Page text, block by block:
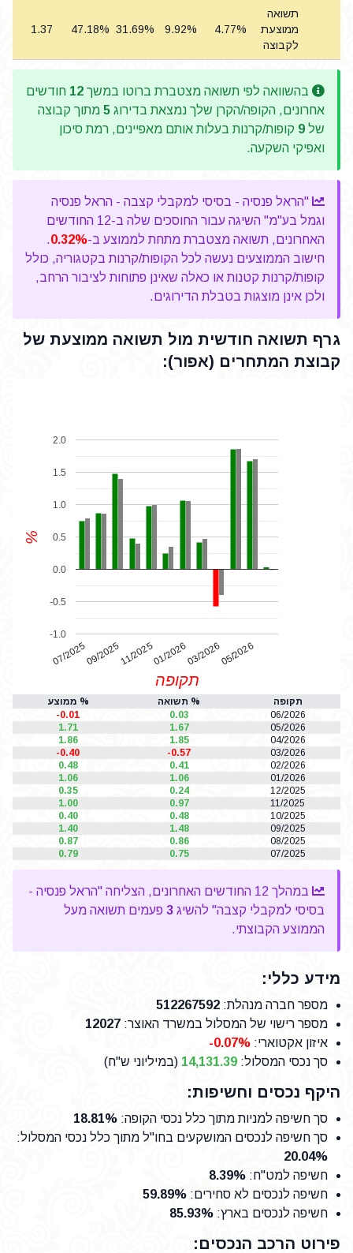
תשואה
ממוצעת
לקבוצה
4.77%
9.92%
31.69%
47.18%
1.37
בהשוואה לפי תשואה מצטברת ברוטו במשך 12 חודשים
אחרונים, הקופה/הקרן שלך נמצאת בדירוג 5 מתוך קבוצה
של 9 קופות/קרנות בעלות אותם מאפיינים, רמת סיכון
ואפיקי השקעה.
"הראל פנסיה - בסיסי למקבלי קצבה - הראל פנסיה
וגמל בע"מ" השיגה עבור החוסכים שלה ב-12 החודשים
האחרונים, תשואה מצטברת מתחת לממוצע ב-0.32%
.
חישוב הממוצעים נעשה לכל הקופות/קרנות בקטגוריה, כולל
קופות/קרנות קטנות או כאלה שאינן פתוחות לציבור הרחב,
ולכן אינן מוצגות בטבלת הדירוגים.
גרף תשואה חודשית מול תשואה ממוצעת של
קבוצת המתחרים (אפור):
07/202509/202511/202501/202603/202605/2026
-1.0
-0.5
0.0
0.5
1.0
1.5
2.0
תקופה
%
תקופה % תשואה
% ממוצע
06/2026
0.03
-0.01
05/2026
1.67
1.71
04/2026
1.85
1.86
03/2026
-0.57
-0.40
02/2026
0.41
0.48
01/2026
1.06
1.06
12/2025
0.24
0.35
11/2025
0.97
1.00
10/2025
0.48
0.40
09/2025
1.48
1.40
08/2025
0.86
0.87
07/2025
0.75
0.79
במהלך 12 החודשים האחרונים, הצליחה "הראל פנסיה -
בסיסי למקבלי קצבה" להשיג 3 פעמים תשואה מעל
הממוצע הקבוצתי.
מידע כללי:
מספר חברה מנהלת:
512267592
מספר רישוי של המסלול במשרד האוצר:
12027
איזון אקטוארי: -0.07%
סך נכסי המסלול: 14,131.39 (במיליוני ש"ח)
היקף נכסים וחשיפות:
סך חשיפה למניות מתוך כלל נכסי הקופה:
18.81%
סך חשיפה לנכסים המושקעים בחו"ל מתוך כלל נכסי המסלול:
20.04%
חשיפה למט"ח:
8.39%
חשיפה לנכסים לא סחירים:
59.89%
חשיפה לנכסים בארץ:
85.93%
פירוט הרכב הנכסים: